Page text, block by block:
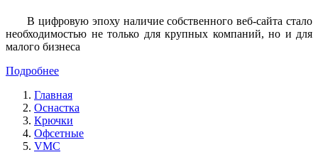
В цифровую эпоху наличие собственного веб-сайта стало
необходимостью не только для крупных компаний, но и для
малого бизнеса
Подробнее
Главная
Оснастка
Крючки
Офсетные
VMC